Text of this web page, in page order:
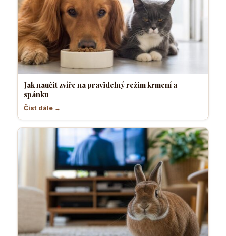
Jak naučit zvíře na pravidelný režim krmení a
spánku
Číst dále →